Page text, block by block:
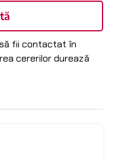
fii contactat în
cererilor durează